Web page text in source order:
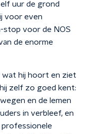
uur de grond
voor even
stop voor de NOS
de enorme
wat hij hoort en ziet
zelf zo goed kent:
en de lemen
in verbleef, en
professionele